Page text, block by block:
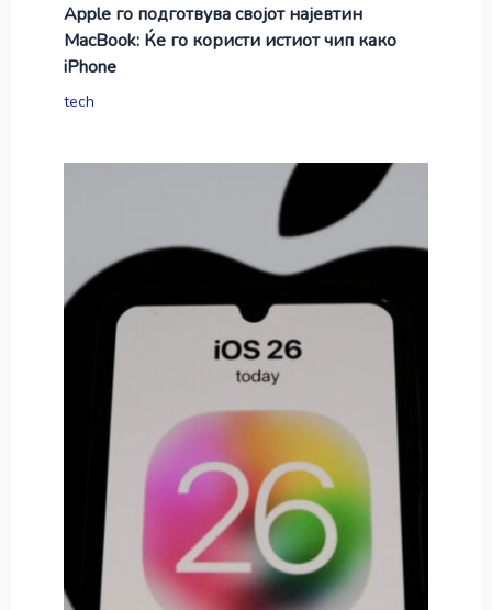
Apple го подготвува својот најевтин
MacBook: Ќе го користи истиот чип како
iPhone
tech